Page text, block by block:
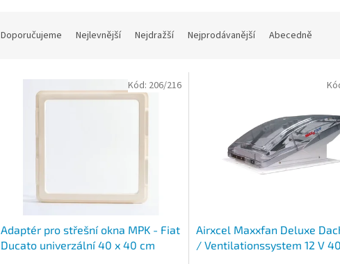
Doporučujeme Nejlevnější Nejdražší Nejprodávanější Abecedně
Adaptér pro střešní okna MPK - Fiat
Ducato univerzální 40 x 40 cm
Kód: 206/216
Airxcel Maxxfan Deluxe
/ Ventilationssystem 12 V